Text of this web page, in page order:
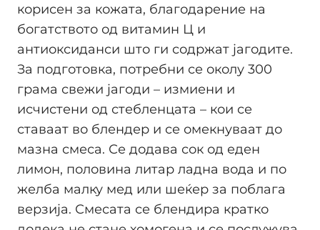
корисен за кожата, благодарение на
богатството од витамин Ц и
антиоксиданси што ги содржат јагодите.
За подготовка, потребни се околу 300
грама свежи јагоди – измиени и
исчистени од стебленцата – кои се
ставаат во блендер и се омекнуваат до
мазна смеса. Се додава сок од еден
лимон, половина литар ладна вода и по
желба малку мед или шеќер за поблага
верзија. Смесата се блендира кратко